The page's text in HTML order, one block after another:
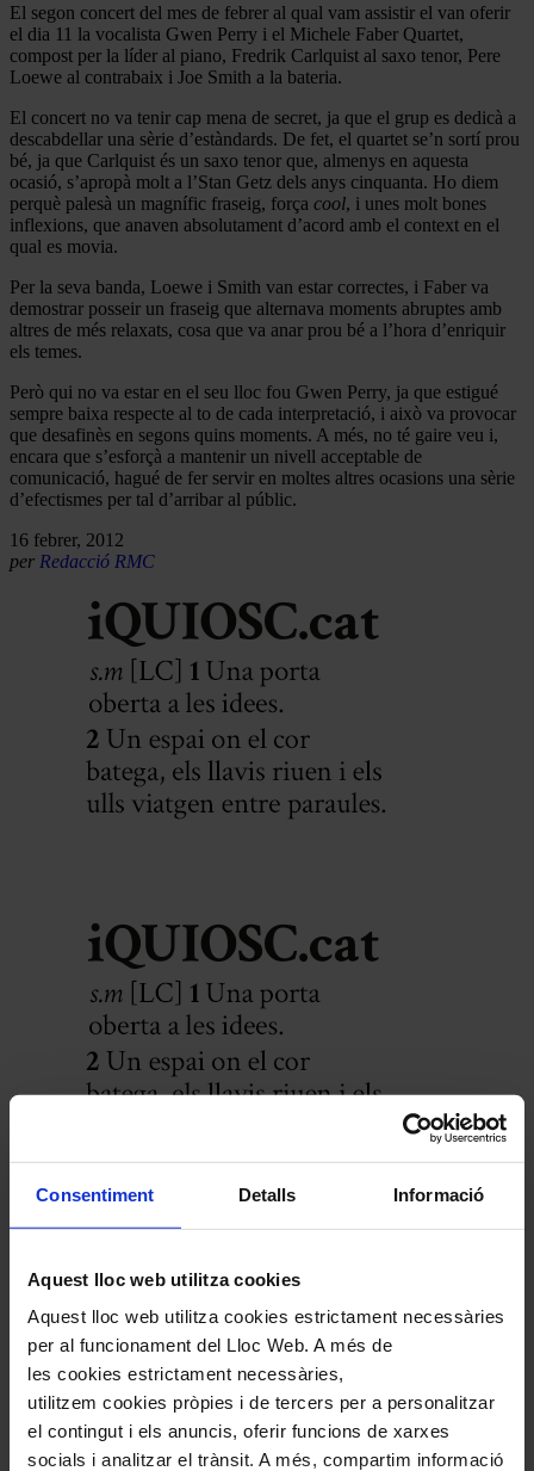
Consentiment Detalls Informació
Aquest lloc web utilitza cookies
Aquest lloc web utilitza cookies estrictament necessàries
per al funcionament del Lloc Web. A més de
les cookies estrictament necessàries,
utilitzem cookies pròpies i de tercers per a personalitzar
el contingut i els anuncis, oferir funcions de xarxes
socials i analitzar el trànsit. A més, compartim informació
El segon concert del mes de febrer al qual vam assistir el van oferir
el dia 11 la vocalista Gwen Perry i el Michele Faber Quartet,
compost per la líder al piano, Fredrik Carlquist al saxo tenor, Pere
Loewe al contrabaix i Joe Smith a la bateria.
El concert no va tenir cap mena de secret, ja que el grup es dedicà a
descabdellar una sèrie d’estàndards. De fet, el quartet se’n sortí prou
bé, ja que Carlquist és un saxo tenor que, almenys en aquesta
ocasió, s’apropà molt a l’Stan Getz dels anys cinquanta. Ho diem
perquè palesà un magnífic fraseig, força cool, i unes molt bones
inflexions, que anaven absolutament d’acord amb el context en el
qual es movia.
Per la seva banda, Loewe i Smith van estar correctes, i Faber va
demostrar posseir un fraseig que alternava moments abruptes amb
altres de més relaxats, cosa que va anar prou bé a l’hora d’enriquir
els temes.
Però qui no va estar en el seu lloc fou Gwen Perry, ja que estigué
sempre baixa respecte al to de cada interpretació, i això va provocar
que desafinès en segons quins moments. A més, no té gaire veu i,
encara que s’esforçà a mantenir un nivell acceptable de
comunicació, hagué de fer servir en moltes altres ocasions una sèrie
d’efectismes per tal d’arribar al públic.
16 febrer, 2012
per Redacció RMC
Compártelo en Twitter
Compártelo per Email
Compártelo per Whatsapp
Deixa un comentari
L'adreça electrònica no es publicarà. Els camps necessaris estan